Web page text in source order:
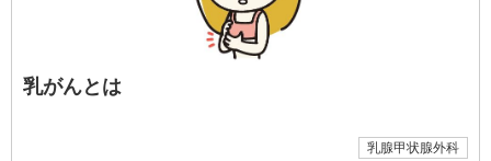
乳がんとは
乳腺甲状腺外科